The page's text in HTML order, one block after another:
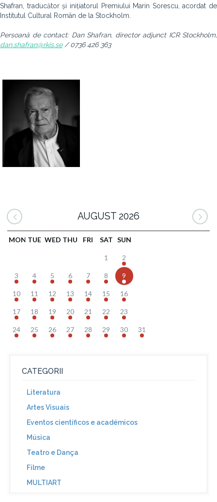
Shafran, traducător și inițiatorul Premiului Marin Sorescu, acordat de
Institutul Cultural Român de la Stockholm.
Persoană de contact:Dan Shafran, director adjunct ICR Stockholm,
dan.shafran@rkis.se/ 0736 426 363
AUGUST 2026
MON TUE WED THU FRI SAT SUN
1 2
3 4 5 6 7 8 9
10 11 12 13 14 15 16
17 18 19 20 21 22 23
24 25 26 27 28 29 30 31
CATEGORII
Literatura
Artes Visuais
Eventos científicos e académicos
Música
Teatro e Dança
Filme
MULTIART